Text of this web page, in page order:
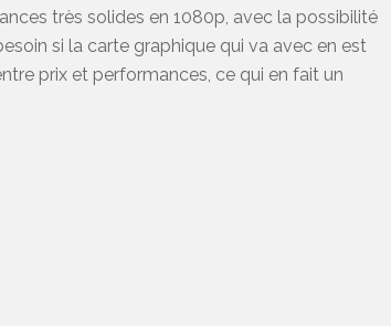
très solides en 1080p, avec la possibilité
si la carte graphique qui va avec en est
prix et performances, ce qui en fait un